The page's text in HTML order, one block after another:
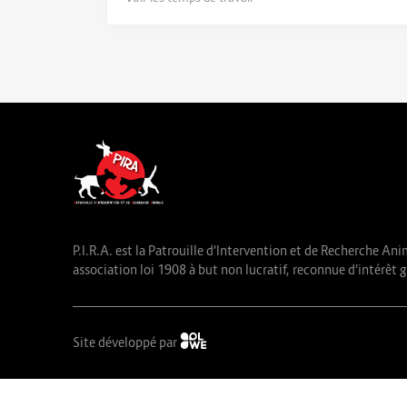
P.I.R.A. est la Patrouille d’Intervention et de Recherche
association loi 1908 à but non lucratif, reconnue d’intérêt
Site développé par